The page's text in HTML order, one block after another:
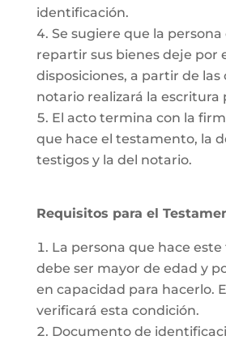
identificación.
Se sugiere que la persona
repartir sus bienes deje por
disposiciones, a partir de las
notario realizará la escritura
El acto termina con la
que hace el testamento, la
testigos y la del notario.
Requisitos para el
La persona que hace
debe ser mayor de edad y
en capacidad para hacerlo.
verificará esta condición.
Documento de